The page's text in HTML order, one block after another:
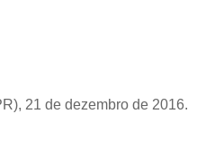
21 de dezembro de 2016.